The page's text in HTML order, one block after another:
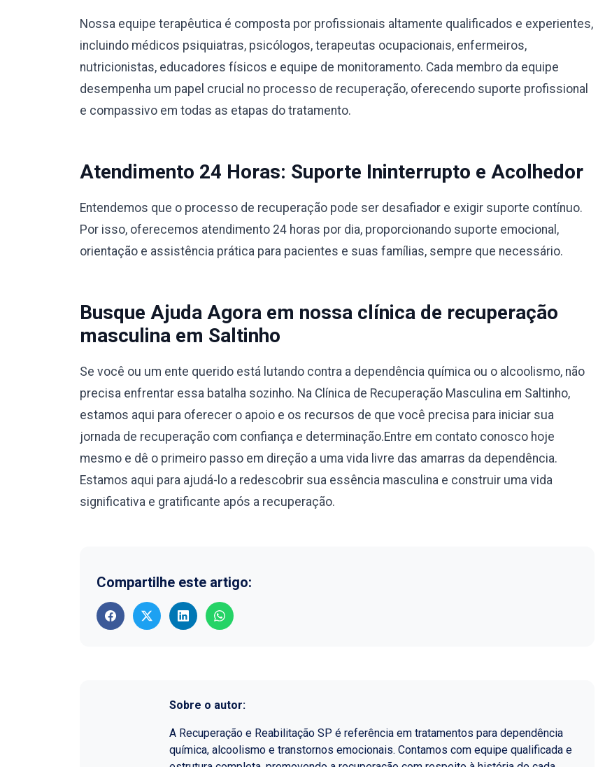
Nossa equipe terapêutica é composta por profissionais altamente qualificados e experientes,
incluindo médicos psiquiatras, psicólogos, terapeutas ocupacionais, enfermeiros,
nutricionistas, educadores físicos e equipe de monitoramento. Cada membro da equipe
desempenha um papel crucial no processo de recuperação, oferecendo suporte profissional
e compassivo em todas as etapas do tratamento.
Atendimento 24 Horas: Suporte Ininterrupto e Acolhedor
Entendemos que o processo de recuperação pode ser desafiador e exigir suporte contínuo.
Por isso, oferecemos atendimento 24 horas por dia, proporcionando suporte emocional,
orientação e assistência prática para pacientes e suas famílias, sempre que necessário.
Busque Ajuda Agora em nossa clínica de recuperação
masculina em Saltinho
Se você ou um ente querido está lutando contra a dependência química ou o alcoolismo, não
precisa enfrentar essa batalha sozinho. Na Clínica de Recuperação Masculina em Saltinho,
estamos aqui para oferecer o apoio e os recursos de que você precisa para iniciar sua
jornada de recuperação com confiança e determinação.Entre em contato conosco hoje
mesmo e dê o primeiro passo em direção a uma vida livre das amarras da dependência.
Estamos aqui para ajudá-lo a redescobrir sua essência masculina e construir uma vida
significativa e gratificante após a recuperação.
Compartilhe este artigo:
Sobre o autor:
A Recuperação e Reabilitação SP é referência em tratamentos para dependência
química, alcoolismo e transtornos emocionais. Contamos com equipe qualificada e